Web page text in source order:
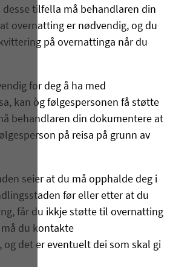
desse tilfella må behandlaren din
overnatting er nødvendig, og du
på overnattinga når du
for deg å ha med
kan òg følgespersonen få støtte
behandlaren din dokumentere at
på reisa på grunn av
seier at du må opphalde deg i
før eller etter at du
får du ikkje støtte til overnatting
må du kontakte
og det er eventuelt dei som skal gi